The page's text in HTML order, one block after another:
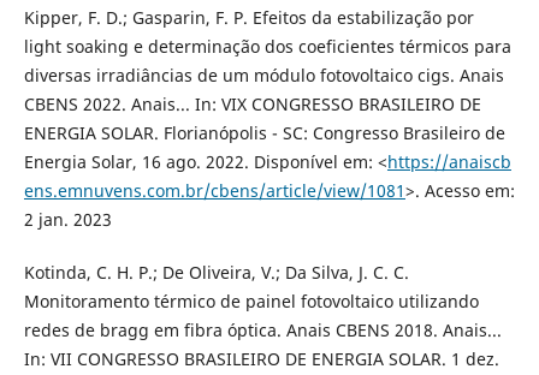
Kipper, F. D.; Gasparin, F. P. Efeitos da estabilização por
light soaking e determinação dos coeficientes térmicos para
diversas irradiâncias de um módulo fotovoltaico cigs. Anais
CBENS 2022. Anais... In: VIX CONGRESSO BRASILEIRO DE
ENERGIA SOLAR. Florianópolis - SC: Congresso Brasileiro de
Energia Solar, 16 ago. 2022. Disponível em: <https://anaiscb
ens.emnuvens.com.br/cbens/article/view/1081>. Acesso em:
2 jan. 2023
Kotinda, C. H. P.; De Oliveira, V.; Da Silva, J. C. C.
Monitoramento térmico de painel fotovoltaico utilizando
redes de bragg em fibra óptica. Anais CBENS 2018. Anais...
In: VII CONGRESSO BRASILEIRO DE ENERGIA SOLAR. 1 dez.